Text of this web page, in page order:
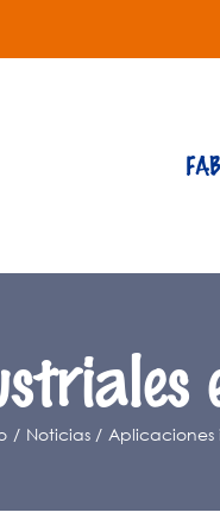
Noticias Aplicaciones